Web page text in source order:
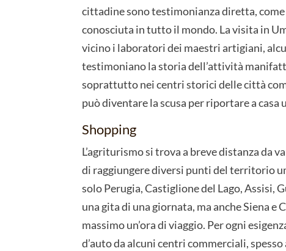
cittadine sono testimonianza diretta,
conosciuta in tutto il mondo. La visita in
vicino i laboratori dei maestri artigiani,
testimoniano la storia dell’attività
soprattutto nei centri storici delle città
può diventare la scusa per riportare a casa
Shopping
L’agriturismo si trova a breve distanza da
di raggiungere diversi punti del territorio
solo Perugia, Castiglione del Lago,
una gita di una giornata, ma anche Siena
massimo un’ora di viaggio. Per ogni
d’auto da alcuni centri commerciali,